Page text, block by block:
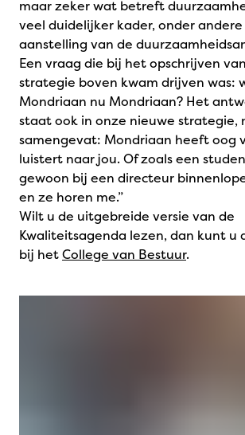
maar zeker wat betreft
veel duidelijker kader, onder
aanstelling van de
Een vraag die bij het opschrijven
strategie boven kwam drijven was:
Mondriaan nu Mondriaan? Het
staat ook in onze nieuwe strategie,
samengevat: Mondriaan heeft oog
luistert naar jou. Of zoals een
gewoon bij een directeur
en ze horen me.”
Wilt u de uitgebreide versie van de
Kwaliteitsagenda lezen, dan kunt u
bij hetCollege van Bestuur.